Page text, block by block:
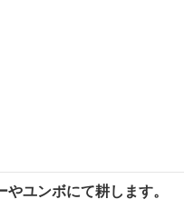
ユンボにて耕します。